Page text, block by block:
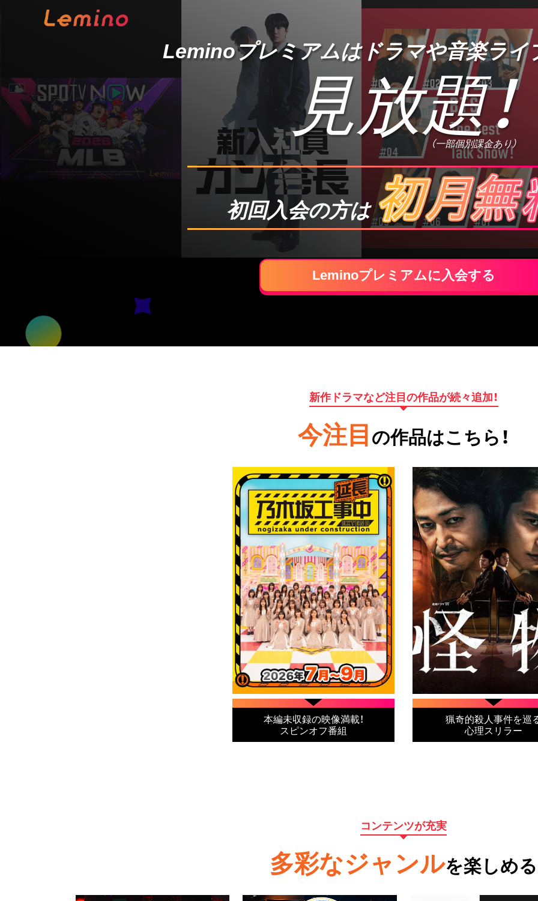
Leminoプレミアムはドラマや音楽ライ
見放題！
（一部個別課金あり）
初回入会の方は
Leminoプレミアムに入会する
新作ドラマなど注目の作品が続々追加！
今注目 の作品はこちら！
本編未収録の映像満載！
スピンオフ番組
猟奇的殺人事件を巡
心理スリラー
コンテンツが充実
多彩なジャンルを楽しめる